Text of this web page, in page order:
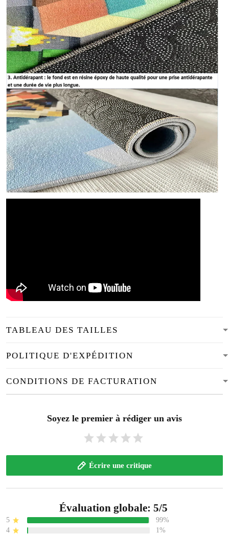
TABLEAU DES TAILLES
POLITIQUE D'EXPÉDITION
CONDITIONS DE FACTURATION
Soyez le premier à rédiger un avis
Écrire une critique
Évaluation globale: 5/5
5
99%
4
1%